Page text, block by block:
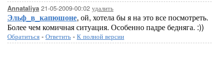
Annataliya 21-05-2009-00:02 удалить
Эльф_в_капюшоне, ой, хотела бы я на это все посмотреть.
Более чем комичная ситуация. Особенно падре бедняга. :))
Обратиться - Ответить - К полной версии